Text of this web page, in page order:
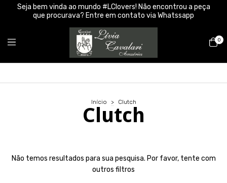
Seja bem vinda ao mundo #LClovers! Não encontrou a peça
que procurava? Entre em contato via Whatssapp
0
Início > Clutch
Clutch
Não temos resultados para sua pesquisa. Por favor, tente com
outros filtros